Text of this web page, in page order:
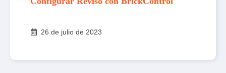
26 de julio de 2023